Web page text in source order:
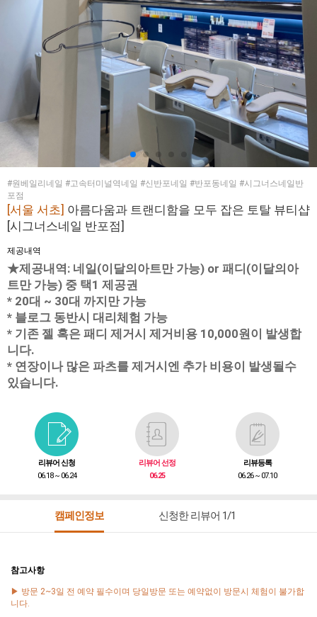
#원베일리네일 #고속터미널역네일 #신반포네일 #반포동네일 #시그너스네일반
포점
[서울 서초] 아름다움과 트랜디함을 모두 잡은 토탈 뷰티샵
[시그너스네일 반포점]
제공내역
★제공내역: 네일(이달의아트만 가능) or 패디(이달의아
트만 가능) 중 택1 제공권
* 20대 ~ 30대 까지만 가능
* 블로그 동반시 대리체험 가능
* 기존 젤 혹은 패디 제거시 제거비용 10,000원이 발생합
니다.
* 연장이나 많은 파츠를 제거시엔 추가 비용이 발생될수
있습니다.
리뷰어 신청
06.18 ~ 06.24
리뷰어 선정
06.25
리뷰등록
06.26 ~ 07.10
캠페인정보 신청한 리뷰어 1/1
참고사항
▶ 방문 2~3일 전 예약 필수이며 당일방문 또는 예약없이 방문시 체험이 불가합
니다.